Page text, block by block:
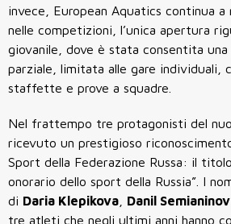
invece, European Aquatics continua
nelle competizioni, l’unica apertura
giovanile, dove è stata consentita
parziale, limitata alle gare individuali,
staffette e prove a squadre.
Nel frattempo tre protagonisti del
ricevuto un prestigioso
Sport della Federazione Russa: il
onorario dello sport della Russia”. I
di Daria Klepikova Danil Semianinov
tre atleti che negli ultimi anni hanno